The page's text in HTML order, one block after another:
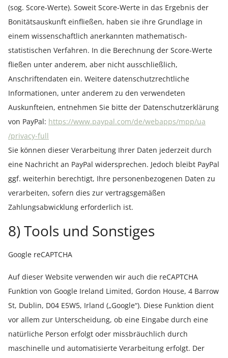
(sog. Score-Werte). Soweit Score-Werte in das Ergebnis der
Bonitätsauskunft einfließen, haben sie ihre Grundlage in
einem wissenschaftlich anerkannten mathematisch-
statistischen Verfahren. In die Berechnung der Score-Werte
fließen unter anderem, aber nicht ausschließlich,
Anschriftendaten ein. Weitere datenschutzrechtliche
Informationen, unter anderem zu den verwendeten
Auskunfteien, entnehmen Sie bitte der Datenschutzerklärung
von PayPal: https://www.paypal.com/de/webapps/mpp/ua
/privacy-full
Sie können dieser Verarbeitung Ihrer Daten jederzeit durch
eine Nachricht an PayPal widersprechen. Jedoch bleibt PayPal
ggf. weiterhin berechtigt, Ihre personenbezogenen Daten zu
verarbeiten, sofern dies zur vertragsgemäßen
Zahlungsabwicklung erforderlich ist.
8) Tools und Sonstiges
Google reCAPTCHA
Auf dieser Website verwenden wir auch die reCAPTCHA
Funktion von Google Ireland Limited, Gordon House, 4 Barrow
St, Dublin, D04 E5W5, Irland („Google“). Diese Funktion dient
vor allem zur Unterscheidung, ob eine Eingabe durch eine
natürliche Person erfolgt oder missbräuchlich durch
maschinelle und automatisierte Verarbeitung erfolgt. Der